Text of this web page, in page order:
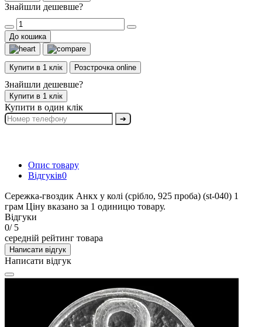
Знайшли дешевше?
До кошика
Купити в 1 клік Розстрочка online
Знайшли дешевше?
Купити в 1 клік
Купити в один клік
➔
Опис товару
Відгуків0
Сережка-гвоздик Анкх у колі (срібло, 925 проба) (st-040) 1
грам Ціну вказано за 1 одиницю товару.
Відгуки
0/ 5
середній рейтинг товара
Написати відгук
Написати відгук